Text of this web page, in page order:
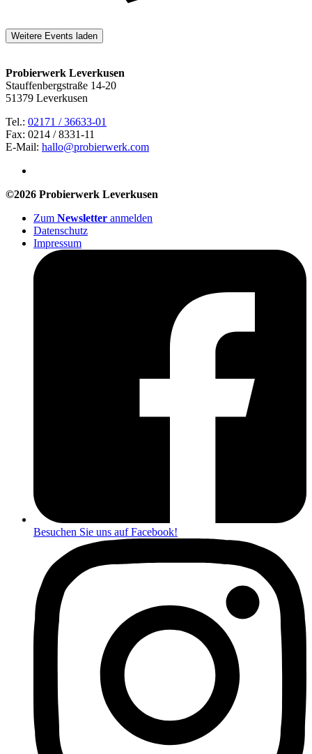
Weitere Events laden
Probierwerk Leverkusen
Stauffenbergstraße 14-20
51379 Leverkusen
Tel.: 02171 / 36633-01
Fax: 0214 / 8331-11
E-Mail: hallo@probierwerk.com
©2026 Probierwerk Leverkusen
Zum Newsletter anmelden
Datenschutz
Impressum
Besuchen Sie uns auf Facebook!